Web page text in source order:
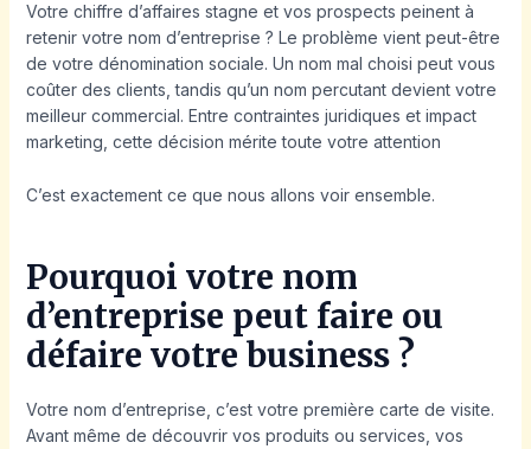
Votre chiffre d’affaires stagne et vos prospects peinent à
retenir votre nom d’entreprise ? Le problème vient peut-être
de votre dénomination sociale. Un nom mal choisi peut vous
coûter des clients, tandis qu’un nom percutant devient votre
meilleur commercial. Entre contraintes juridiques et impact
marketing, cette décision mérite toute votre attention
C’est exactement ce que nous allons voir ensemble.
Pourquoi votre nom
d’entreprise peut faire ou
défaire votre business ?
Votre nom d’entreprise, c’est votre première carte de visite.
Avant même de découvrir vos produits ou services, vos